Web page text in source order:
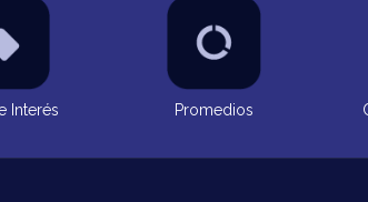
Interés Promedios